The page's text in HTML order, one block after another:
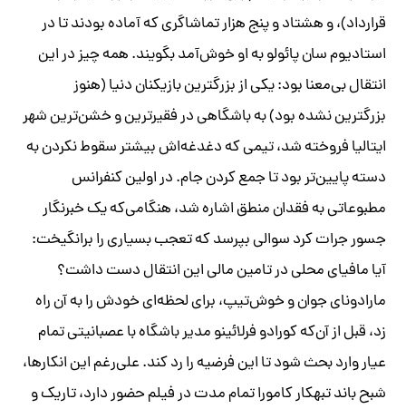
قرارداد)، و هشتاد و پنج هزار تماشاگری که آماده بودند تا در
استادیوم سان پائولو به او خوش‌آمد بگویند. همه چیز در این
انتقال بی‌معنا بود: یکی از بزرگترین بازیکنان دنیا (هنوز
بزرگترین نشده بود) به باشگاهی در فقیرترین و خشن‌ترین شهر
ایتالیا فروخته شد، تیمی که دغدغه‌اش بیشتر سقوط نکردن به
دسته پایین‌تر بود تا جمع کردن جام. در اولین کنفرانس
مطبوعاتی به فقدان منطق اشاره شد، هنگامی‌که یک خبرنگار
جسور جرات کرد سوالی بپرسد که تعجب بسیاری را برانگیخت:
آیا مافیای محلی در تامین مالی این انتقال دست داشت؟
مارادونای جوان و خوش‌تیپ، برای لحظه‌ای خودش را به آن راه
زد، قبل از آن‌که کورادو فرلائینو مدیر باشگاه با عصبانیتی تمام
عیار وارد بحث شود تا این فرضیه را رد کند. علی‌رغم این انکارها،
شبح باند تبهکار کامورا تمام مدت در فیلم حضور دارد، تاریک و